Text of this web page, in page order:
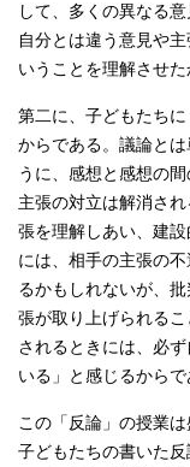
して、多くの異なる
自分とは違う意見や
いうことを理解させた
第二に、子どもたち
からである。議論と
うに、感想と感想の
主張の対立は解消さ
張を理解しあい、建
には、相手の主張の
るかもしれないが、
張が取り上げられる
されるときには、必
いる」と感じるからで
この「反論」の授業
子どもたちの書いた